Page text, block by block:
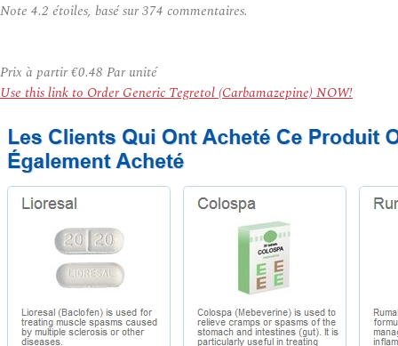
Note 4.2 étoiles, basé sur374 commentaires.
Prix à partir€0.48 Par unité
Use this link to Order Generic Tegretol (Carbamazepine) NOW!